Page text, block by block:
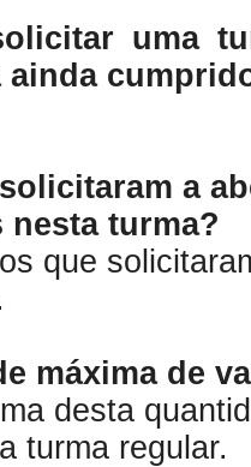
uma
ainda
a
turma?
que
máxima de
desta
turma regular.